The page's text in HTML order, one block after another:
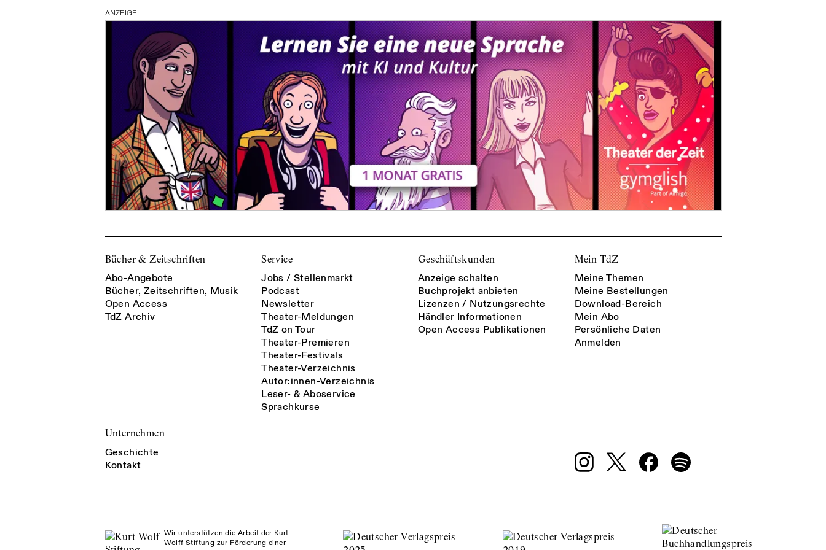
ANZEIGE
Bücher & Zeitschriften
Abo-Angebote
Bücher, Zeitschriften, Musik
Open Access
TdZ Archiv
Service
Jobs / Stellenmarkt
Podcast
Newsletter
Theater-Meldungen
TdZ on Tour
Theater-Premieren
Theater-Festivals
Theater-Verzeichnis
Autor:innen-Verzeichnis
Leser- & Aboservice
Sprachkurse
Geschäftskunden
Anzeige schalten
Buchprojekt anbieten
Lizenzen / Nutzungsrechte
Händler Informationen
Open Access Publikationen
Mein TdZ
Meine Themen
Meine Bestellungen
Download-Bereich
Mein Abo
Persönliche Daten
Anmelden
Unternehmen
Geschichte
Kontakt
Wir unterstützen die Arbeit der Kurt
Wolff Stiftung zur Förderung einer